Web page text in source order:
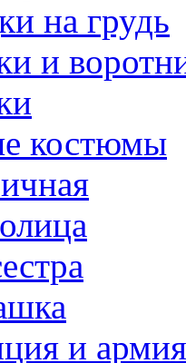
на грудь
и
костюмы
и армия